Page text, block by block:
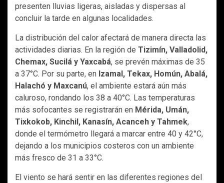
presenten lluvias ligeras, aisladas y dispersas al
concluir la tarde en algunas localidades.
La distribución del calor afectará de manera directa las
actividades diarias. En la región de Tizimín, Valladolid,
Chemax, Sucilá y Yaxcabá, se prevén máximas de 35
a 37°C. Por su parte, en Izamal, Tekax, Homún, Abalá,
Halachó y Maxcanú, el ambiente estará aún más
caluroso, rondando los 38 a 40°C. Las temperaturas
más sofocantes se registrarán en Mérida, Umán,
Tixkokob, Kinchil, Kanasín, Acanceh y Tahmek,
donde el termómetro llegará a marcar entre 40 y 42°C,
dejando a los municipios costeros con un ambiente
más fresco de 31 a 33°C.
El viento se hará sentir en las diferentes regiones del